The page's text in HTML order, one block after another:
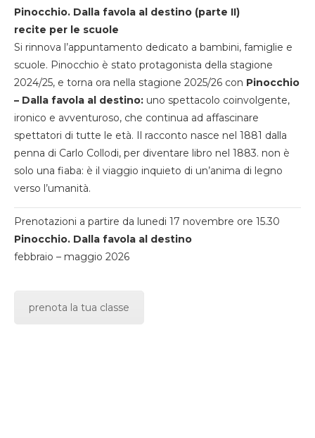
Pinocchio. Dalla favola al destino (parte II)
recite per le scuole
Si rinnova l’appuntamento dedicato a bambini, famiglie e
scuole. Pinocchio è stato protagonista della stagione
2024/25, e torna ora nella stagione 2025/26 con Pinocchio
– Dalla favola al destino: uno spettacolo coinvolgente,
ironico e avventuroso, che continua ad affascinare
spettatori di tutte le età. Il racconto nasce nel 1881 dalla
penna di Carlo Collodi, per diventare libro nel 1883. non è
solo una fiaba: è il viaggio inquieto di un’anima di legno
verso l’umanità.
Prenotazioni a partire da lunedi 17 novembre ore 15.30
Pinocchio. Dalla favola al destino
febbraio – maggio 2026
prenota la tua classe